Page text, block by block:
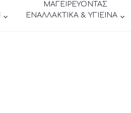
ΜΑΓΕΙΡΕΥΟΝΤΑΣ
ΕΝΑΛΛΑΚΤΙΚΑ & ΥΓΙΕΙΝΑ